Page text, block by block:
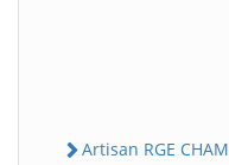
Artisan RGE